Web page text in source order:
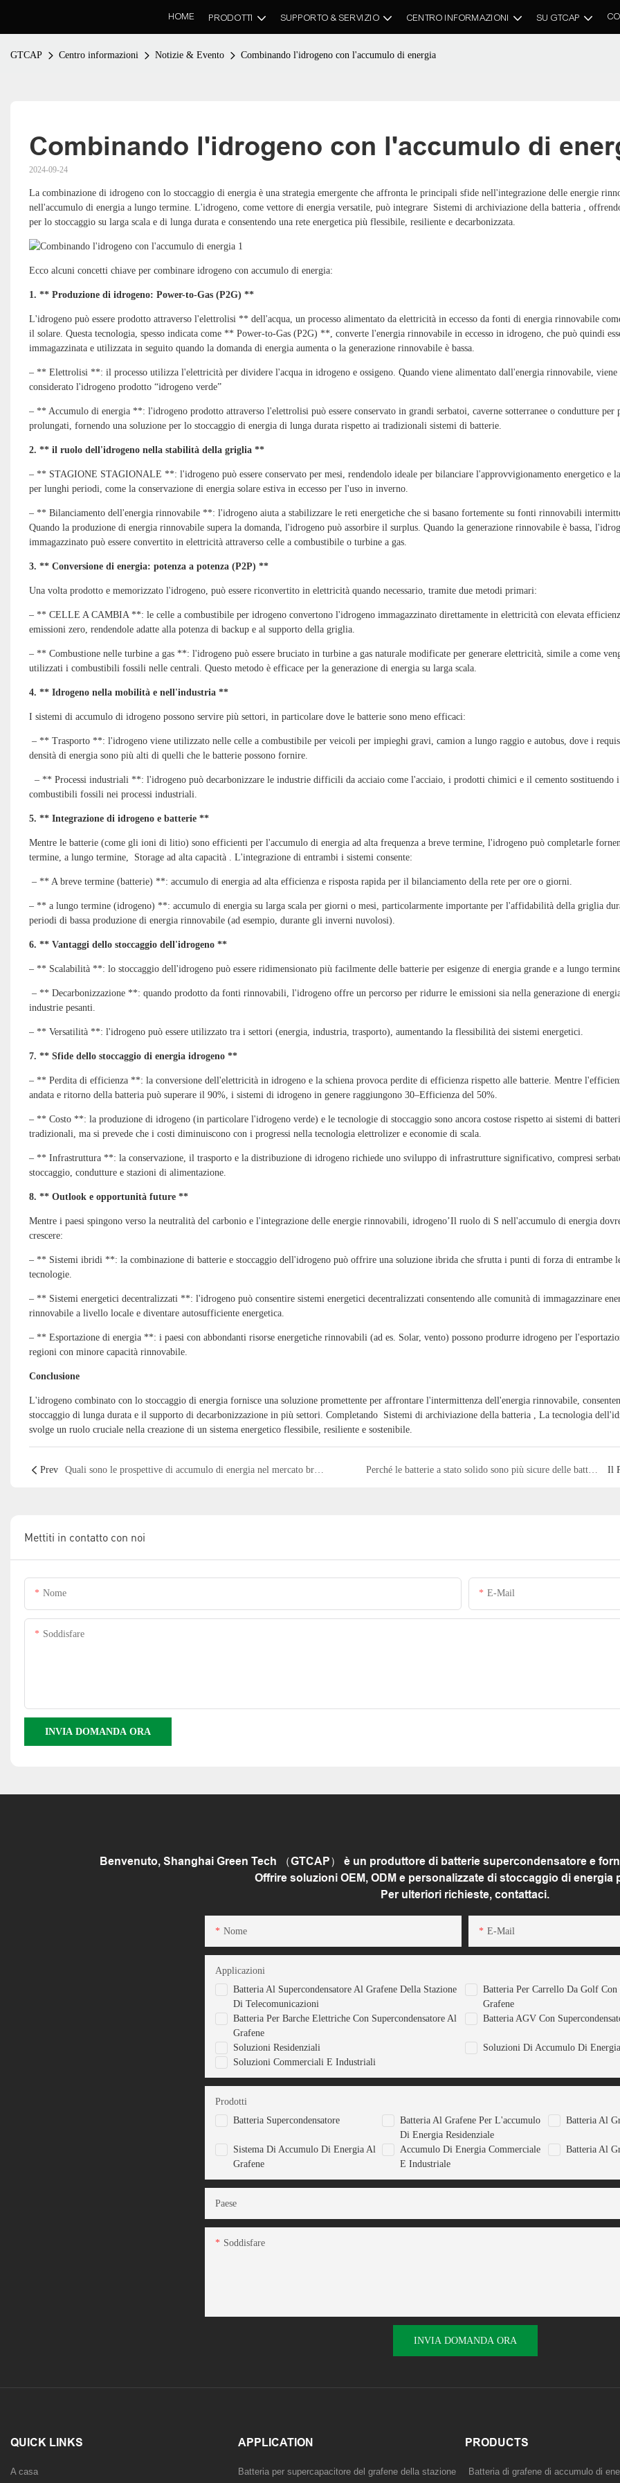
HOME PRODOTTI SUPPORTO & SERVIZIO CENTRO INFORMAZIONI SU GTCAP
GTCAP Centro informazioni Notizie & Evento Combinando l'idrogeno con l'accumulo di energia
Combinando l'idrogeno con l'accumulo di
2024-09-24
La combinazione di idrogeno con lo stoccaggio di energia è una strategia emergente che affronta le principali sfide nell'integrazione delle energie
nell'accumulo di energia a lungo termine. L'idrogeno, come vettore di energia versatile, può integrare Sistemi di archiviazione della batteria
,
per lo stoccaggio su larga scala e di lunga durata e consentendo una rete energetica più flessibile, resiliente e decarbonizzata.
Ecco alcuni concetti chiave per combinare idrogeno con accumulo di energia:
1. ** Produzione di idrogeno: Power-to-Gas (P2G) **
L'idrogeno può essere prodotto attraverso l'elettrolisi ** dell'acqua, un processo alimentato da elettricità in eccesso da fonti di energia rinnovabile
il solare. Questa tecnologia, spesso indicata come ** Power-to-Gas (P2G) **, converte l'energia rinnovabile in eccesso in idrogeno, che può quindi
immagazzinata e utilizzata in seguito quando la domanda di energia aumenta o la generazione rinnovabile è bassa.
– ** Elettrolisi **: il processo utilizza l'elettricità per dividere l'acqua in idrogeno e ossigeno. Quando viene alimentato dall'energia rinnovabile, viene
considerato l'idrogeno prodotto “idrogeno verde”
– ** Accumulo di energia **: l'idrogeno prodotto attraverso l'elettrolisi può essere conservato in grandi serbatoi, caverne sotterranee o condutture per
prolungati, fornendo una soluzione per lo stoccaggio di energia di lunga durata rispetto ai tradizionali sistemi di batterie.
2. ** il ruolo dell'idrogeno nella stabilità della griglia **
– ** STAGIONE STAGIONALE **: l'idrogeno può essere conservato per mesi, rendendolo ideale per bilanciare l'approvvigionamento energetico e
per lunghi periodi, come la conservazione di energia solare estiva in eccesso per l'uso in inverno.
– ** Bilanciamento dell'energia rinnovabile **: l'idrogeno aiuta a stabilizzare le reti energetiche che si basano fortemente su fonti rinnovabili
Quando la produzione di energia rinnovabile supera la domanda, l'idrogeno può assorbire il surplus. Quando la generazione rinnovabile è bassa,
immagazzinato può essere convertito in elettricità attraverso celle a combustibile o turbine a gas.
3. ** Conversione di energia: potenza a potenza (P2P) **
Una volta prodotto e memorizzato l'idrogeno, può essere riconvertito in elettricità quando necessario, tramite due metodi primari:
– ** CELLE A CAMBIA **: le celle a combustibile per idrogeno convertono l'idrogeno immagazzinato direttamente in elettricità con elevata
emissioni zero, rendendole adatte alla potenza di backup e al supporto della griglia.
– ** Combustione nelle turbine a gas **: l'idrogeno può essere bruciato in turbine a gas naturale modificate per generare elettricità, simile a come
utilizzati i combustibili fossili nelle centrali. Questo metodo è efficace per la generazione di energia su larga scala.
4. ** Idrogeno nella mobilità e nell'industria **
I sistemi di accumulo di idrogeno possono servire più settori, in particolare dove le batterie sono meno efficaci:
– ** Trasporto **: l'idrogeno viene utilizzato nelle celle a combustibile per veicoli per impieghi gravi, camion a lungo raggio e autobus, dove i
densità di energia sono più alti di quelli che le batterie possono fornire.
– ** Processi industriali **: l'idrogeno può decarbonizzare le industrie difficili da acciaio come l'acciaio, i prodotti chimici e il cemento sostituendo i
combustibili fossili nei processi industriali.
5. ** Integrazione di idrogeno e batterie **
Mentre le batterie (come gli ioni di litio) sono efficienti per l'accumulo di energia ad alta frequenza a breve termine, l'idrogeno può completarle
termine, a lungo termine,
Storage ad alta capacità . L'integrazione di entrambi i sistemi consente:
– ** A breve termine (batterie) **: accumulo di energia ad alta efficienza e risposta rapida per il bilanciamento della rete per ore o giorni.
– ** a lungo termine (idrogeno) **: accumulo di energia su larga scala per giorni o mesi, particolarmente importante per l'affidabilità della griglia
periodi di bassa produzione di energia rinnovabile (ad esempio, durante gli inverni nuvolosi).
6. ** Vantaggi dello stoccaggio dell'idrogeno **
– ** Scalabilità **: lo stoccaggio dell'idrogeno può essere ridimensionato più facilmente delle batterie per esigenze di energia grande e a lungo
– ** Decarbonizzazione **: quando prodotto da fonti rinnovabili, l'idrogeno offre un percorso per ridurre le emissioni sia nella generazione di
industrie pesanti.
– ** Versatilità **: l'idrogeno può essere utilizzato tra i settori (energia, industria, trasporto), aumentando la flessibilità dei sistemi energetici.
7. ** Sfide dello stoccaggio di energia idrogeno **
– ** Perdita di efficienza **: la conversione dell'elettricità in idrogeno e la schiena provoca perdite di efficienza rispetto alle batterie. Mentre
andata e ritorno della batteria può superare il 90%, i sistemi di idrogeno in genere raggiungono 30–Efficienza del 50%.
– ** Costo **: la produzione di idrogeno (in particolare l'idrogeno verde) e le tecnologie di stoccaggio sono ancora costose rispetto ai sistemi di
tradizionali, ma si prevede che i costi diminuiscono con i progressi nella tecnologia elettrolizer e economie di scala.
– ** Infrastruttura **: la conservazione, il trasporto e la distribuzione di idrogeno richiede uno sviluppo di infrastrutture significativo, compresi
stoccaggio, condutture e stazioni di alimentazione.
8. ** Outlook e opportunità future **
Mentre i paesi spingono verso la neutralità del carbonio e l'integrazione delle energie rinnovabili, idrogeno’Il ruolo di S nell'accumulo di energia
crescere:
– ** Sistemi ibridi **: la combinazione di batterie e stoccaggio dell'idrogeno può offrire una soluzione ibrida che sfrutta i punti di forza di entrambe
tecnologie.
– ** Sistemi energetici decentralizzati **: l'idrogeno può consentire sistemi energetici decentralizzati consentendo alle comunità di immagazzinare
rinnovabile a livello locale e diventare autosufficiente energetica.
– ** Esportazione di energia **: i paesi con abbondanti risorse energetiche rinnovabili (ad es. Solar, vento) possono produrre idrogeno per
regioni con minore capacità rinnovabile.
Conclusione
L'idrogeno combinato con lo stoccaggio di energia fornisce una soluzione promettente per affrontare l'intermittenza dell'energia rinnovabile,
stoccaggio di lunga durata e il supporto di decarbonizzazione in più settori. Completando Sistemi di archiviazione della batteria
, La tecnologia
svolge un ruolo cruciale nella creazione di un sistema energetico flessibile, resiliente e sostenibile.
Prev Quali sono le prospettive di accumulo di energia nel mercato brasiliano? Perché le batterie a stato solido sono più sicure delle batterie tradizionali Il
Mettiti in contatto con noi
Nome E-Mail
Soddisfare
INVIA DOMANDA ORA
Benvenuto, Shanghai Green Tech （GTCAP） è un produttore di batterie supercondensatore e
Offrire soluzioni OEM, ODM e personalizzate di stoccaggio di energia
Per ulteriori richieste, contattaci.
Nome E-Mail
Batteria Al Supercondensatore Al Grafene Della Stazione
Di Telecomunicazioni
Batteria Per Carrello Da Golf Con
Grafene
Batteria Per Barche Elettriche Con Supercondensatore Al
Grafene
Batteria AGV Con
Soluzioni Residenziali
Soluzioni Di Accumulo Di Energia
Soluzioni Commerciali E Industriali
Applicazioni
Batteria Supercondensatore
Batteria Al Grafene Per L'accumulo
Di Energia Residenziale
Batteria Al
Sistema Di Accumulo Di Energia Al
Grafene
Accumulo Di Energia Commerciale
E Industriale
Batteria Al
Prodotti
Paese
Soddisfare
INVIA DOMANDA ORA
QUICK LINKS
A casa
APPLICATION
Batteria per supercapacitore del grafene della stazione
PRODUCTS
Batteria di grafene di accumulo di